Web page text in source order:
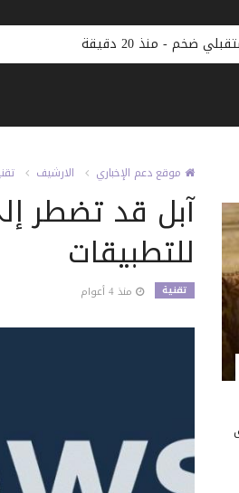
ضخم- منذ 20 دقيقة
موقع دعم الإخباري الارشيف
آبل قد تضطر
للتطبيقات
تقنية منذ 4 أعوام